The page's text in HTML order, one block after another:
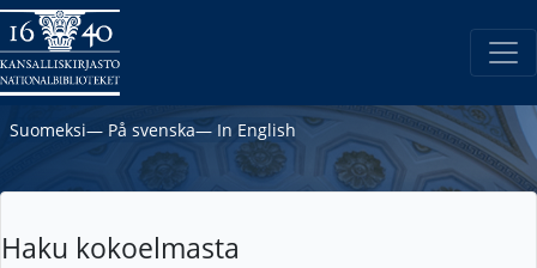
Suomeksi― På svenska― In English
Haku kokoelmasta